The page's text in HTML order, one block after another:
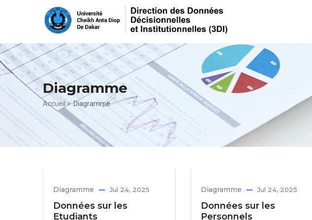
principal
Diagramme
Fil
d'Ariane
Accueil > Diagramme
Diagramme Jul 24, 2025
Données sur les
Etudiants
Diagramme Jul 24, 2025
Données sur les
Personnels